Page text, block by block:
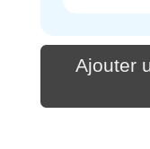
Ajouter